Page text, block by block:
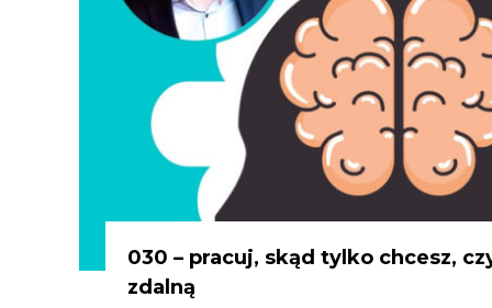
030 – pracuj, skąd tylko chcesz,
zdalną